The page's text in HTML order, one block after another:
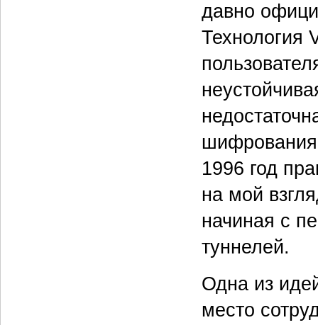
давно
Технология
1996 год
на мой
начиная с
туннелей.
Одна из
место